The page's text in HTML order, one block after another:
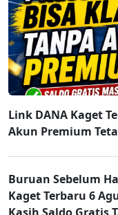
Link DANA Kaget
Akun Premium
Buruan Sebelum
Kaget Terbaru 6
Kasih Saldo Gratis